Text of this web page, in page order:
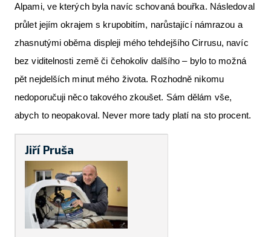
Alpami, ve kterých byla navíc schovaná bouřka. Následoval
průlet jejím okrajem s krupobitím, narůstající námrazou a
zhasnutými oběma displeji mého tehdejšího Cirrusu, navíc
bez viditelnosti země či čehokoliv dalšího – bylo to možná
pět nejdelších minut mého života. Rozhodně nikomu
nedoporučuji něco takového zkoušet. Sám dělám vše,
abych to neopakoval. Never more tady platí na sto procent.
Jiří Pruša